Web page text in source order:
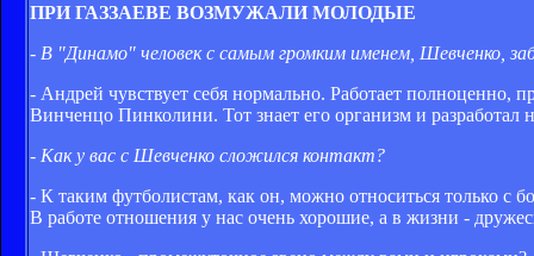
ПРИ ГАЗЗАЕВЕ ВОЗМУЖАЛИ МОЛОДЫЕ
- В "Динамо" человек с самым громким именем, Шевченко,
- Андрей чувствует себя нормально. Работает полноценно,
Винченцо Пинколини. Тот знает его организм и
- Как у вас с Шевченко сложился контакт?
- К таким футболистам, как он, можно относиться только с
В работе отношения у нас очень хорошие, а в жизни -